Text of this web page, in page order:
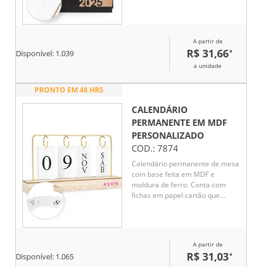
Disponível: 1.039
A partir de
R$ 31,66*
a unidade
PRONTO EM 48 HRS
CALENDÁRIO
PERMANENTE EM MDF
PERSONALIZADO
COD.: 7874
Calendário permanente de mesa
com base feita em MDF e
moldura de ferro. Conta com
fichas em papel cartão que
Disponível: 1.065
A partir de
R$ 31,03*